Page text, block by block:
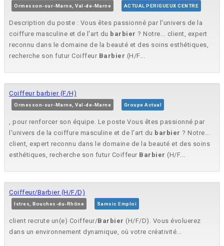
Ormesson-sur-Marne, Val-de-Marne ACTUAL PERIGUEUX CENTRE
Description du poste : Vous êtes passionné par l'univers de la
coiffure masculine et de l'art du barbier ? Notre... client, expert
reconnu dans le domaine de la beauté et des soins esthétiques,
recherche son futur Coiffeur Barbier (H/F...
Coiffeur barbier (F/H)
Ormesson-sur-Marne, Val-de-Marne Groupe Actual
, pour renforcer son équipe. Le poste Vous êtes passionné par
l'univers de la coiffure masculine et de l'art du barbier ? Notre...
client, expert reconnu dans le domaine de la beauté et des soins
esthétiques, recherche son futur Coiffeur Barbier (H/F...
Coiffeur/Barbier (H/F/D)
Istres, Bouches-du-Rhône Samsic Emploi
client recrute un(e) Coiffeur/Barbier (H/F/D). Vous évoluerez
dans un environnement dynamique, où votre créativité...